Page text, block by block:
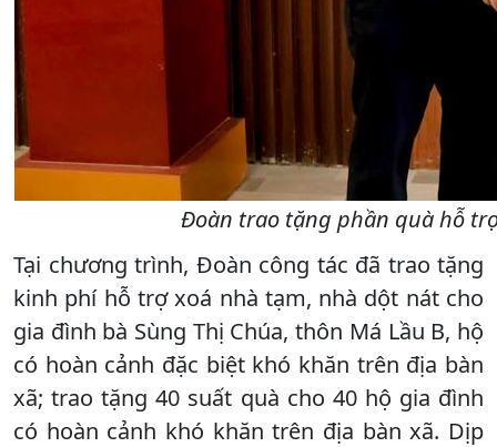
Đoàn trao tặng phần quà hỗ
Tại chương trình, Đoàn công tác đã trao tặng
kinh phí hỗ trợ xoá nhà tạm, nhà dột nát cho
gia đình bà Sùng Thị Chúa, thôn Má Lầu B, hộ
có hoàn cảnh đặc biệt khó khăn trên địa bàn
xã; trao tặng 40 suất quà cho 40 hộ gia đình
có hoàn cảnh khó khăn trên địa bàn xã. Dịp